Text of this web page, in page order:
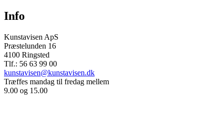
Info
Kunstavisen ApS
Præstelunden 16
4100 Ringsted
Tlf.: 56 63 99 00
kunstavisen@kunstavisen.dk
Træffes mandag til fredag mellem
9.00 og 15.00